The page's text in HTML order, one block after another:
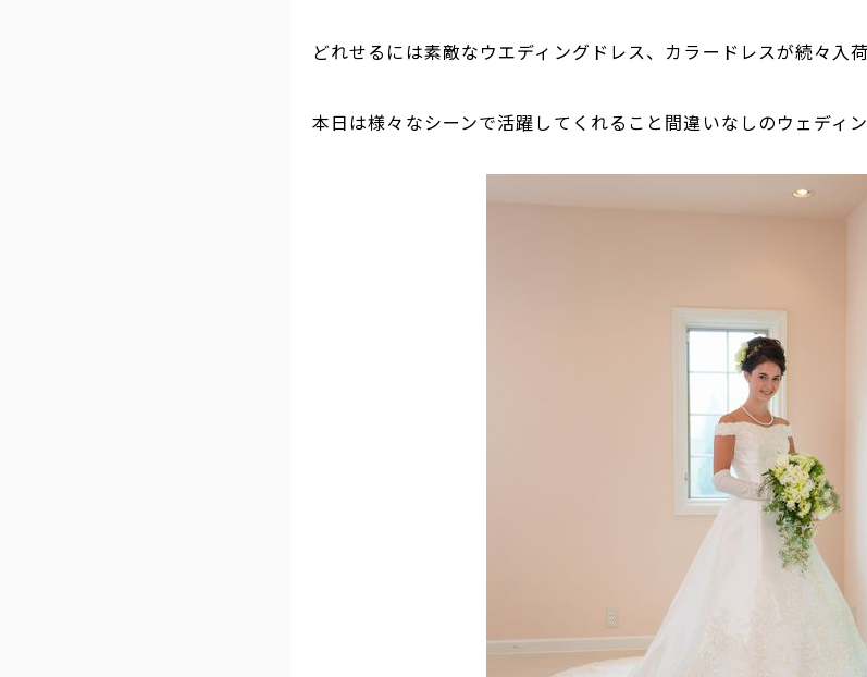
どれせるには素敵なウエディングドレス、カラードレスが続々入
本日は様々なシーンで活躍してくれること間違いなしのウェディ